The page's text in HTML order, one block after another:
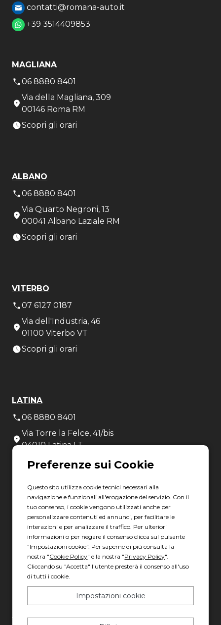
contatti@romana-auto.it
+39 3514409853
MAGLIANA
06 8880 8401
Via della Magliana, 309
00146 Roma RM
Scopri gli orari
ALBANO
06 8880 8401
Via Quarto Negroni, 13
00041 Albano Laziale RM
Scopri gli orari
VITERBO
07 6127 0187
Via dell'Industria, 46
01100 Viterbo VT
Scopri gli orari
LATINA
06 8880 8401
Via Torre la Felce, 41/bis
04010 Latina LT
Scopri gli orari
Gruppo Italia Vendita Auto Spa a socio unico
Piazza della Radio, 35 - 00146 Roma
REA: 1417011 RM
C.F. e P.IVA: 13007321006
PEC: italiavenditauto@legalmail.it
Capitale sociale: 2.300.000,00 I.V.
Questo sito utilizza cookie tecnici necessari alla
navigazione e funzionali all'erogazione del servizio. Con il
tuo consenso, i cookie vengono utilizzati anche per
personalizzare contenuti ed annunci, per facilitare le
interazioni e per analizzare il traffico. Per ulteriori
informazioni o per negare il consenso clicca sul pulsante
"Impostazioni cookie". Per saperne di più consulta la
nostra "Cookie Policy" e la nostra "Privacy Policy".
Cliccando su "Accetta" l'utente presterà il consenso all'uso
di tutti i cookie.
Impostazioni cookie